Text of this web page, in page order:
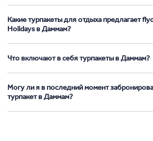
Какие турпакеты для отдыха предлагает
Holidays в Даммам?
Что включают в себя турпакеты в Даммам?
Могу ли я в последний момент
турпакет в Даммам?